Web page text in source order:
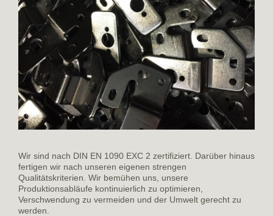
Wir sind nach DIN EN 1090 EXC 2 zertifiziert. Darüber hinaus
fertigen wir nach unseren eigenen strengen
Qualitätskriterien. Wir bemühen uns, unsere
Produktionsabläufe kontinuierlich zu optimieren,
Verschwendung zu vermeiden und der Umwelt gerecht zu
werden.